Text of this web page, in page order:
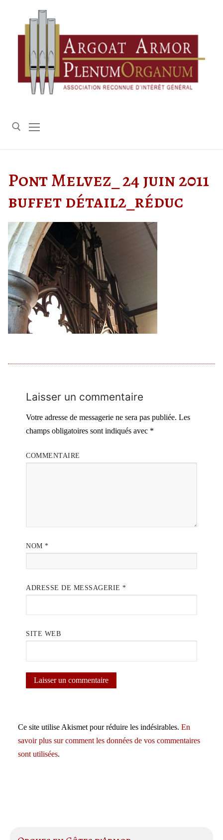
contenu
Pont Melvez_ 24 juin 2011
buffet détail2_réduc
Laisser un commentaire
Votre adresse de messagerie ne sera pas publiée. Les
champs obligatoires sont indiqués avec *
COMMENTAIRE
NOM *
ADRESSE DE MESSAGERIE *
SITE WEB
Ce site utilise Akismet pour réduire les indésirables. En
savoir plus sur comment les données de vos commentaires
sont utilisées.